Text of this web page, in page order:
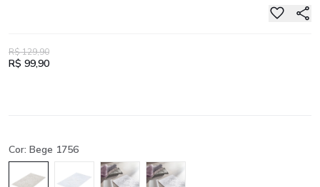
R$ 129,90
R$ 99,90
Cor: Bege 1756